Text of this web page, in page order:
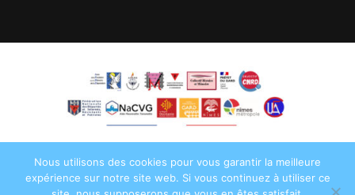
Nous utilisons des cookies pour vous garantir la meilleure
expérience sur notre site web. Si vous continuez à utiliser ce